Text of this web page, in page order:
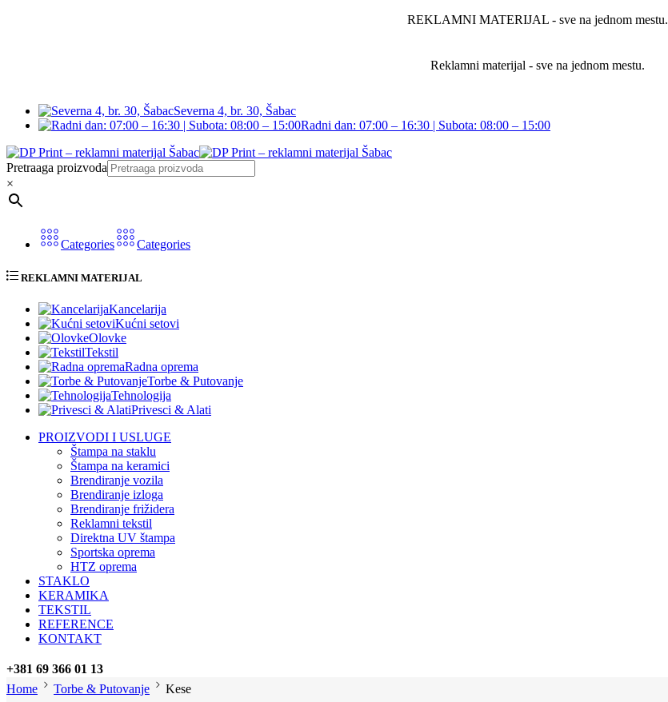
REKLAMNI MATERIJAL - sve na jednom mestu.
Reklamni materijal - sve na jednom mestu.
Severna 4, br. 30, Šabac
Radni dan: 07:00 – 16:30 | Subota: 08:00 – 15:00
Pretraaga proizvoda
×
Categories Categories
REKLAMNI MATERIJAL
Kancelarija
Kućni setovi
Olovke
Tekstil
Radna oprema
Torbe & Putovanje
Tehnologija
Privesci & Alati
PROIZVODI I USLUGE
Štampa na staklu
Štampa na keramici
Brendiranje vozila
Brendiranje izloga
Brendiranje frižidera
Reklamni tekstil
Direktna UV štampa
Sportska oprema
HTZ oprema
STAKLO
KERAMIKA
TEKSTIL
REFERENCE
KONTAKT
+381 69 366 01 13
Home
Torbe & Putovanje Kese